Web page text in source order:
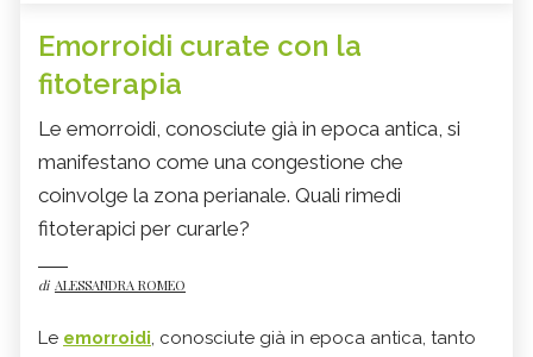
Emorroidi curate con la
fitoterapia
Le emorroidi, conosciute già in epoca antica, si
manifestano come una congestione che
coinvolge la zona perianale. Quali rimedi
fitoterapici per curarle?
di ALESSANDRA ROMEO
Le emorroidi, conosciute già in epoca antica, tanto